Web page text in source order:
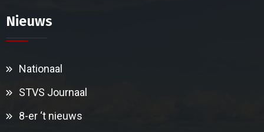
Nieuws
Nationaal
STVS Journaal
8-er ‘t nieuws